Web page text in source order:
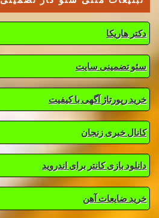
دکتر هاریکا
سئو تضمینی سایت
خرید رپورتاژ آگهی با کیفیت
کانال خبری زنجان
دانلود بازی کانتر برای اندروید
خرید ضایعات آهن